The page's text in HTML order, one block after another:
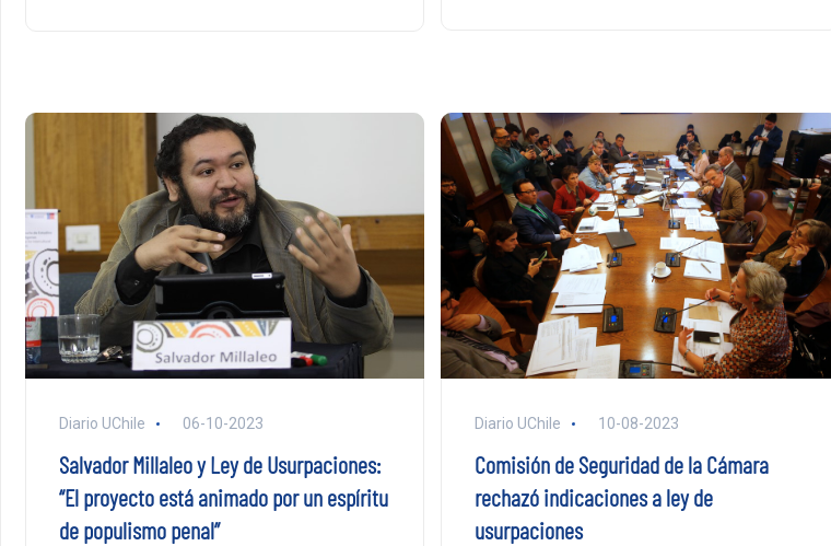
Diario UChile 06-10-2023
Salvador Millaleo y Ley de Usurpaciones:
“El proyecto está animado por un espíritu
de populismo penal”
Diario UChile 10-08-2023
Comisión de Seguridad de la Cámara
rechazó indicaciones a ley de
usurpaciones